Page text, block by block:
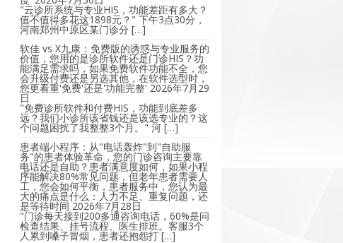
"云诊所系统与专业HIS，功能差距有多大？
值不值得多花这1898元？" 下午3点30分，
河南郑州中原区某门诊分 […]
软佳 vs X九康：免费版的诱惑与专业服务的
价值，您用的是诊所软件还是门诊HIS？功
能满足需求吗，如果免费软件功能不全，您
会升级付费还是另选其他，在软件选型时，
您更看重'免费'还是'功能完整' 2026年7月29
日
"免费诊所软件和付费HIS，功能到底差多
远？我们小诊所该省钱还是该选专业的？这
个问题困扰了我整整3个月。" 河 […]
患者端小程序：从"电话轰炸"到"自助服
务"的患者体验革命，您的门诊咨询主要靠
电话还是自助？患者满意度如何，如果小程
序能解决80%常见问题，但老年患者需要人
工，您会如何平衡，患者服务中，您认为最
大的痛点是什么：人力不足、重复问题，还
是等待时间 2026年7月28日
"门诊每天接到200多通咨询电话，60%是问
检查结果、挂号流程、医生排班。客服3个
人累到嗓子冒烟，患者还抱怨打 […]